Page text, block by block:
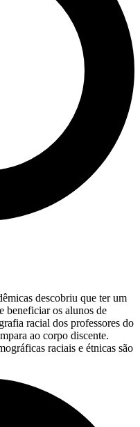
descobriu que ter um
beneficiar os alunos de
racial dos professores do
ao corpo discente.
raciais e étnicas são